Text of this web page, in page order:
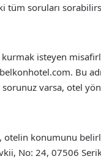
tüm soruları
kurmak isteyen
. Bu
varsa, otel
otelin konumunu
No: 24, 07506